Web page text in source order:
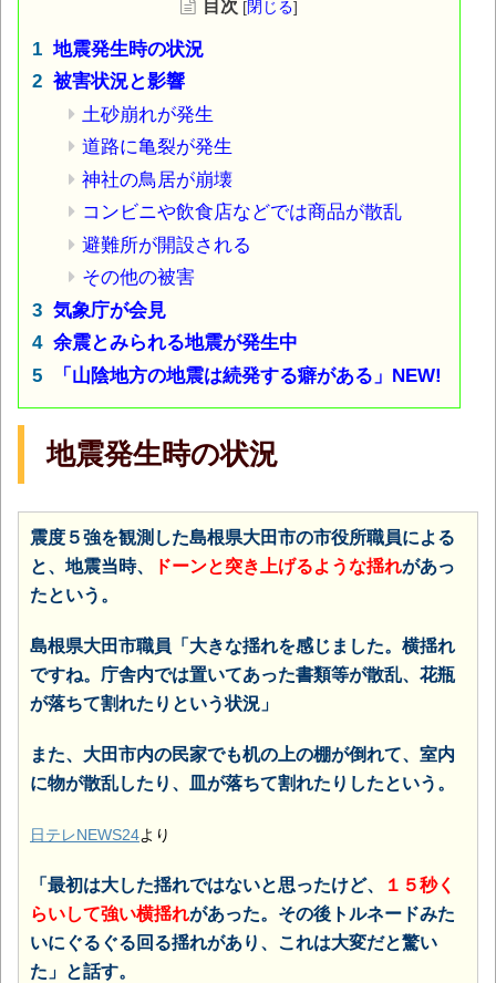
目次 [閉じる]
地震発生時の状況
被害状況と影響
土砂崩れが発生
道路に亀裂が発生
神社の鳥居が崩壊
コンビニや飲食店などでは商品が散乱
避難所が開設される
その他の被害
気象庁が会見
余震とみられる地震が発生中
「山陰地方の地震は続発する癖がある」NEW!
地震発生時の状況
震度５強を観測した島根県大田市の市役所職員による
と、地震当時、
ドーンと突き上げるような揺れがあっ
たという。
島根県大田市職員「大きな揺れを感じました。横揺れ
ですね。庁舎内では置いてあった書類等が散乱、花瓶
が落ちて割れたりという状況」
また、大田市内の民家でも机の上の棚が倒れて、室内
に物が散乱したり、皿が落ちて割れたりしたという。
日テレNEWS24より
「最初は大した揺れではないと思ったけど、
１５秒く
らいして強い横揺れがあった。その後トルネードみた
いにぐるぐる回る揺れがあり、これは大変だと驚い
た」と話す。